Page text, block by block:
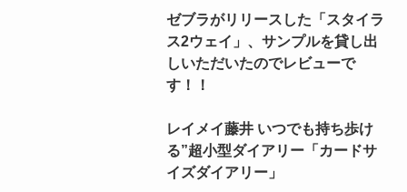
ゼブラがリリースした「スタイラ
ス2ウェイ」、サンプルを貸し出
しいただいたのでレビューで
す！！
レイメイ藤井 いつでも持ち歩け
る”超小型ダイアリー「カードサ
イズダイアリー」